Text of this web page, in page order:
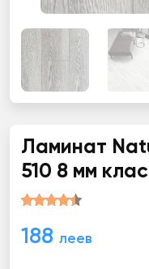
Ламинат
510 8 мм
188 леев